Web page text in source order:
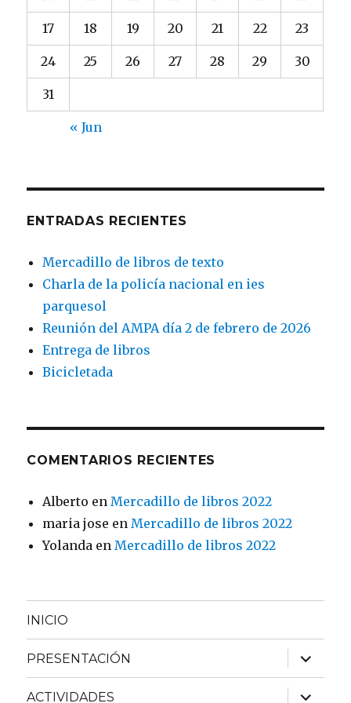
17 18 19 20 21 22 23
24 25 26 27 28 29 30
31
« Jun
ENTRADAS RECIENTES
Mercadillo de libros de texto
Charla de la policía nacional en ies
parquesol
Reunión del AMPA día 2 de febrero de 2026
Entrega de libros
Bicicletada
COMENTARIOS RECIENTES
Alberto enMercadillo de libros 2022
maria jose enMercadillo de libros 2022
Yolanda enMercadillo de libros 2022
INICIO
PRESENTACIÓN
expande
el
menú
inferior
ACTIVIDADES
expande